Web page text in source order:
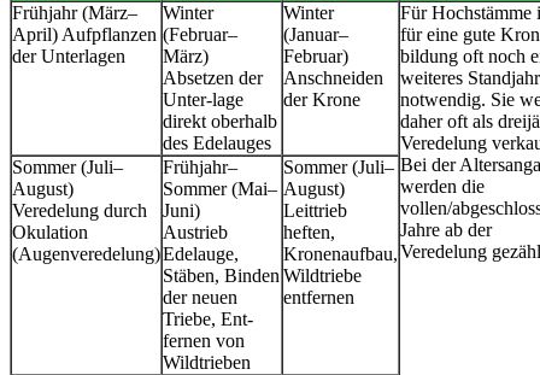
Frühjahr (März–
April) Aufpflanzen
der Unterlagen
Winter
(Februar–
März)
Absetzen der
Unter-lage
direkt oberhalb
des Edelauges
Winter
(Januar–
Februar)
Anschneiden
der Krone
Für Hochstämme
für eine gute
bildung oft noch
weiteres Standjahr
notwendig. Sie
daher oft als
Veredelung
Bei der
werden die
vollen/
Jahre ab der
Veredelung
Sommer (Juli–
August)
Veredelung durch
Okulation
(Augenveredelung)
Frühjahr–
Sommer (Mai–
Juni)
Austrieb
Edelauge,
Stäben, Binden
der neuen
Triebe, Ent-
fernen von
Wildtrieben
Sommer (Juli–
August)
Leittrieb
heften,
Kronenaufbau,
Wildtriebe
entfernen